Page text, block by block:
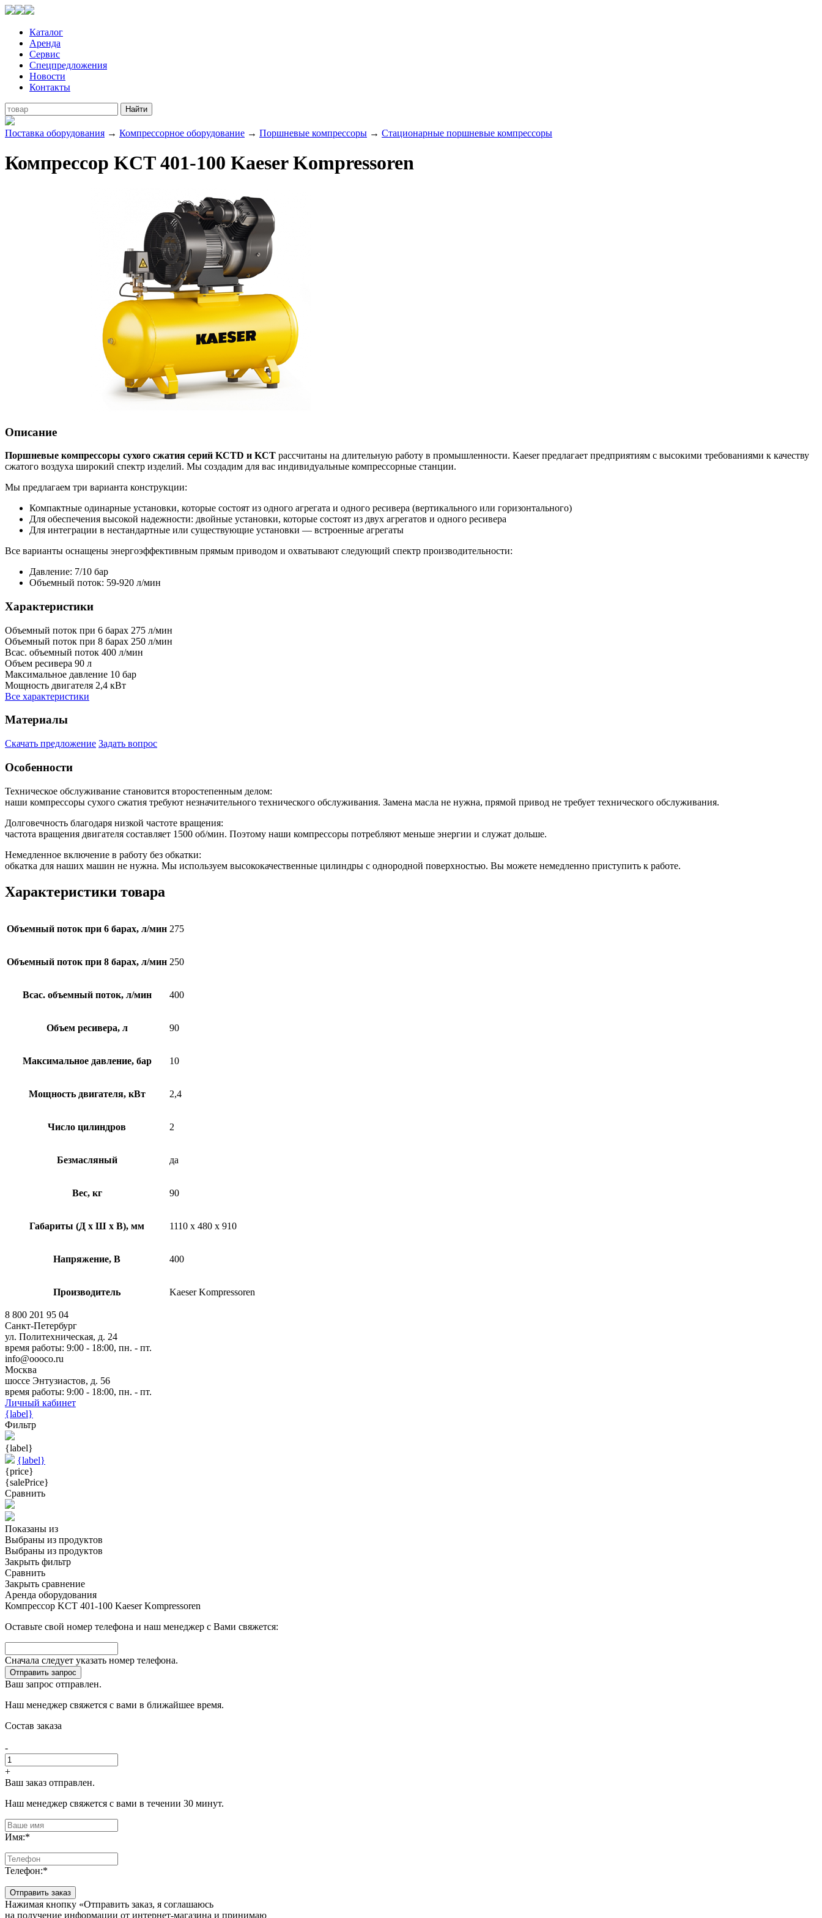
Каталог
Аренда
Сервис
Спецпредложения
Новости
Контакты
Поставка оборудования → Компрессорное оборудование → Поршневые компрессоры → Стационарные поршневые компрессоры
Компрессор KCT 401-100 Kaeser Kompressoren
Описание
Поршневые компрессоры сухого сжатия серий KCTD и KCT рассчитаны на длительную работу в промышленности. Kaeser предлагает предприятиям с высокими требованиями к качеству
сжатого воздуха широкий спектр изделий. Мы создадим для вас индивидуальные компрессорные станции.
Мы предлагаем три варианта конструкции:
Компактные одинарные установки, которые состоят из одного агрегата и одного ресивера (вертикального или горизонтального)
Для обеспечения высокой надежности: двойные установки, которые состоят из двух агрегатов и одного ресивера
Для интеграции в нестандартные или существующие установки — встроенные агрегаты
Все варианты оснащены энергоэффективным прямым приводом и охватывают следующий спектр производительности:
Давление: 7/10 бар
Объемный поток: 59-920 л/мин
Характеристики
Объемный поток при 6 барах 275 л/мин
Объемный поток при 8 барах 250 л/мин
Всас. объемный поток 400 л/мин
Объем ресивера 90 л
Максимальное давление 10 бар
Мощность двигателя 2,4 кВт
Все характеристики
Материалы
Скачать предложение Задать вопрос
Особенности
Техническое обслуживание становится второстепенным делом:
наши компрессоры сухого сжатия требуют незначительного технического обслуживания. Замена масла не нужна, прямой привод не требует технического обслуживания.
Долговечность благодаря низкой частоте вращения:
частота вращения двигателя составляет 1500 об/мин. Поэтому наши компрессоры потребляют меньше энергии и служат дольше.
Немедленное включение в работу без обкатки:
обкатка для наших машин не нужна. Мы используем высококачественные цилиндры с однородной поверхностью. Вы можете немедленно приступить к работе.
Характеристики товара
Объемный поток при 6 барах, л/мин 275
Объемный поток при 8 барах, л/мин 250
Всас. объемный поток, л/мин 400
Объем ресивера, л 90
Максимальное давление, бар 10
Мощность двигателя, кВт 2,4
Число цилиндров 2
Безмасляный да
Вес, кг 90
Габариты (Д х Ш х В), мм 1110 x 480 x 910
Напряжение, В 400
Производитель Kaeser Kompressoren
8 800 201 95 04
Санкт-Петербург
ул. Политехническая, д. 24
время работы: 9:00 - 18:00, пн. - пт.
info@oooco.ru
Москва
шоссе Энтузиастов, д. 56
время работы: 9:00 - 18:00, пн. - пт.
Личный кабинет
{label}
Фильтр
{label}
{label}
{price}
{salePrice}
Сравнить
Показаны из
Выбраны из продуктов
Выбраны из продуктов
Закрыть фильтр
Сравнить
Закрыть сравнение
Аренда оборудования
Компрессор KCT 401-100 Kaeser Kompressoren
Оставьте свой номер телефона и наш менеджер с Вами свяжется:
Сначала следует указать номер телефона.
Отправить запрос
Ваш запрос отправлен.
Наш менеджер свяжется с вами в ближайшее время.
Состав заказа
-
+
Ваш заказ отправлен.
Наш менеджер свяжется с вами в течении 30 минут.
Имя:*
Телефон:*
Отправить заказ
Нажимая кнопку «Отправить заказ, я соглашаюсь
на получение информации от интернет-магазина и принимаю